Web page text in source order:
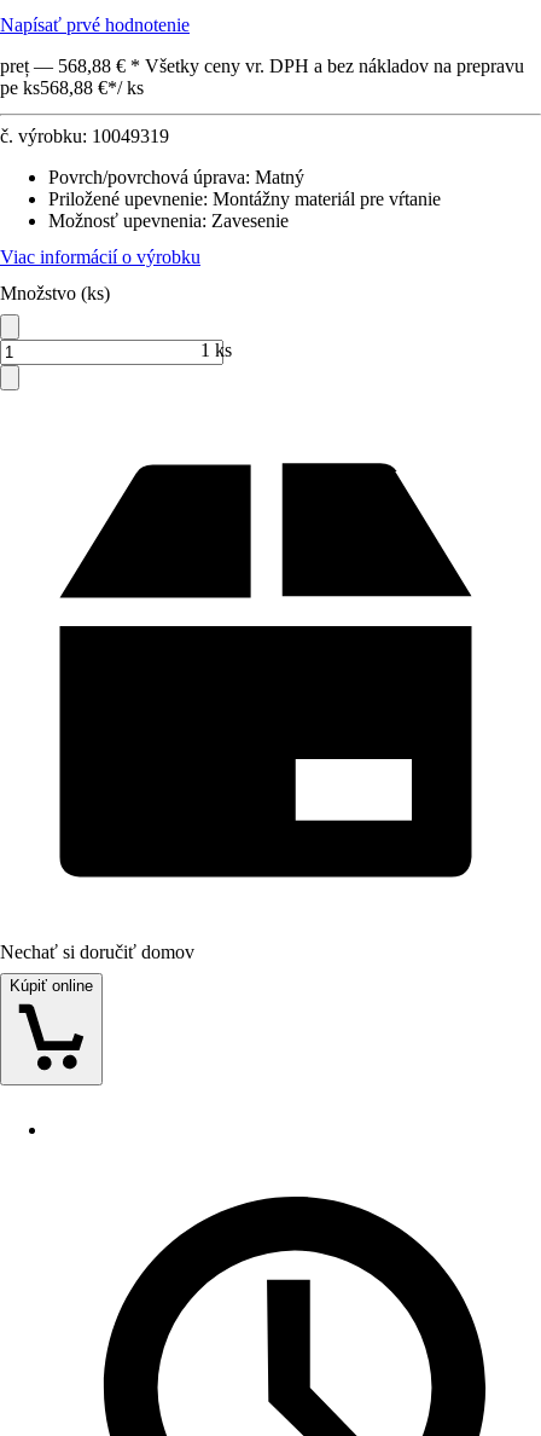
Napísať prvé hodnotenie
preț — 568,88 € * Všetky ceny vr. DPH a bez nákladov na prepravu
pe ks568,88 €*/ ks
č. výrobku: 10049319
Povrch/povrchová úprava: Matný
Priložené upevnenie: Montážny materiál pre vŕtanie
Možnosť upevnenia: Zavesenie
Viac informácií o výrobku
Množstvo (ks)
1 ks
Nechať si doručiť domov
Kúpiť online